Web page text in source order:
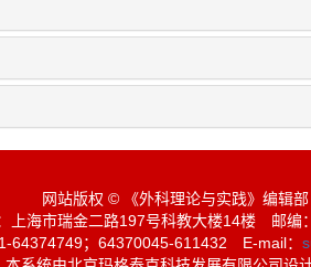
网站版权 © 《外科理论与实践》编辑部
上海市瑞金二路197号科教大楼14楼 邮编
64374749；64370045-611432 E-mail：